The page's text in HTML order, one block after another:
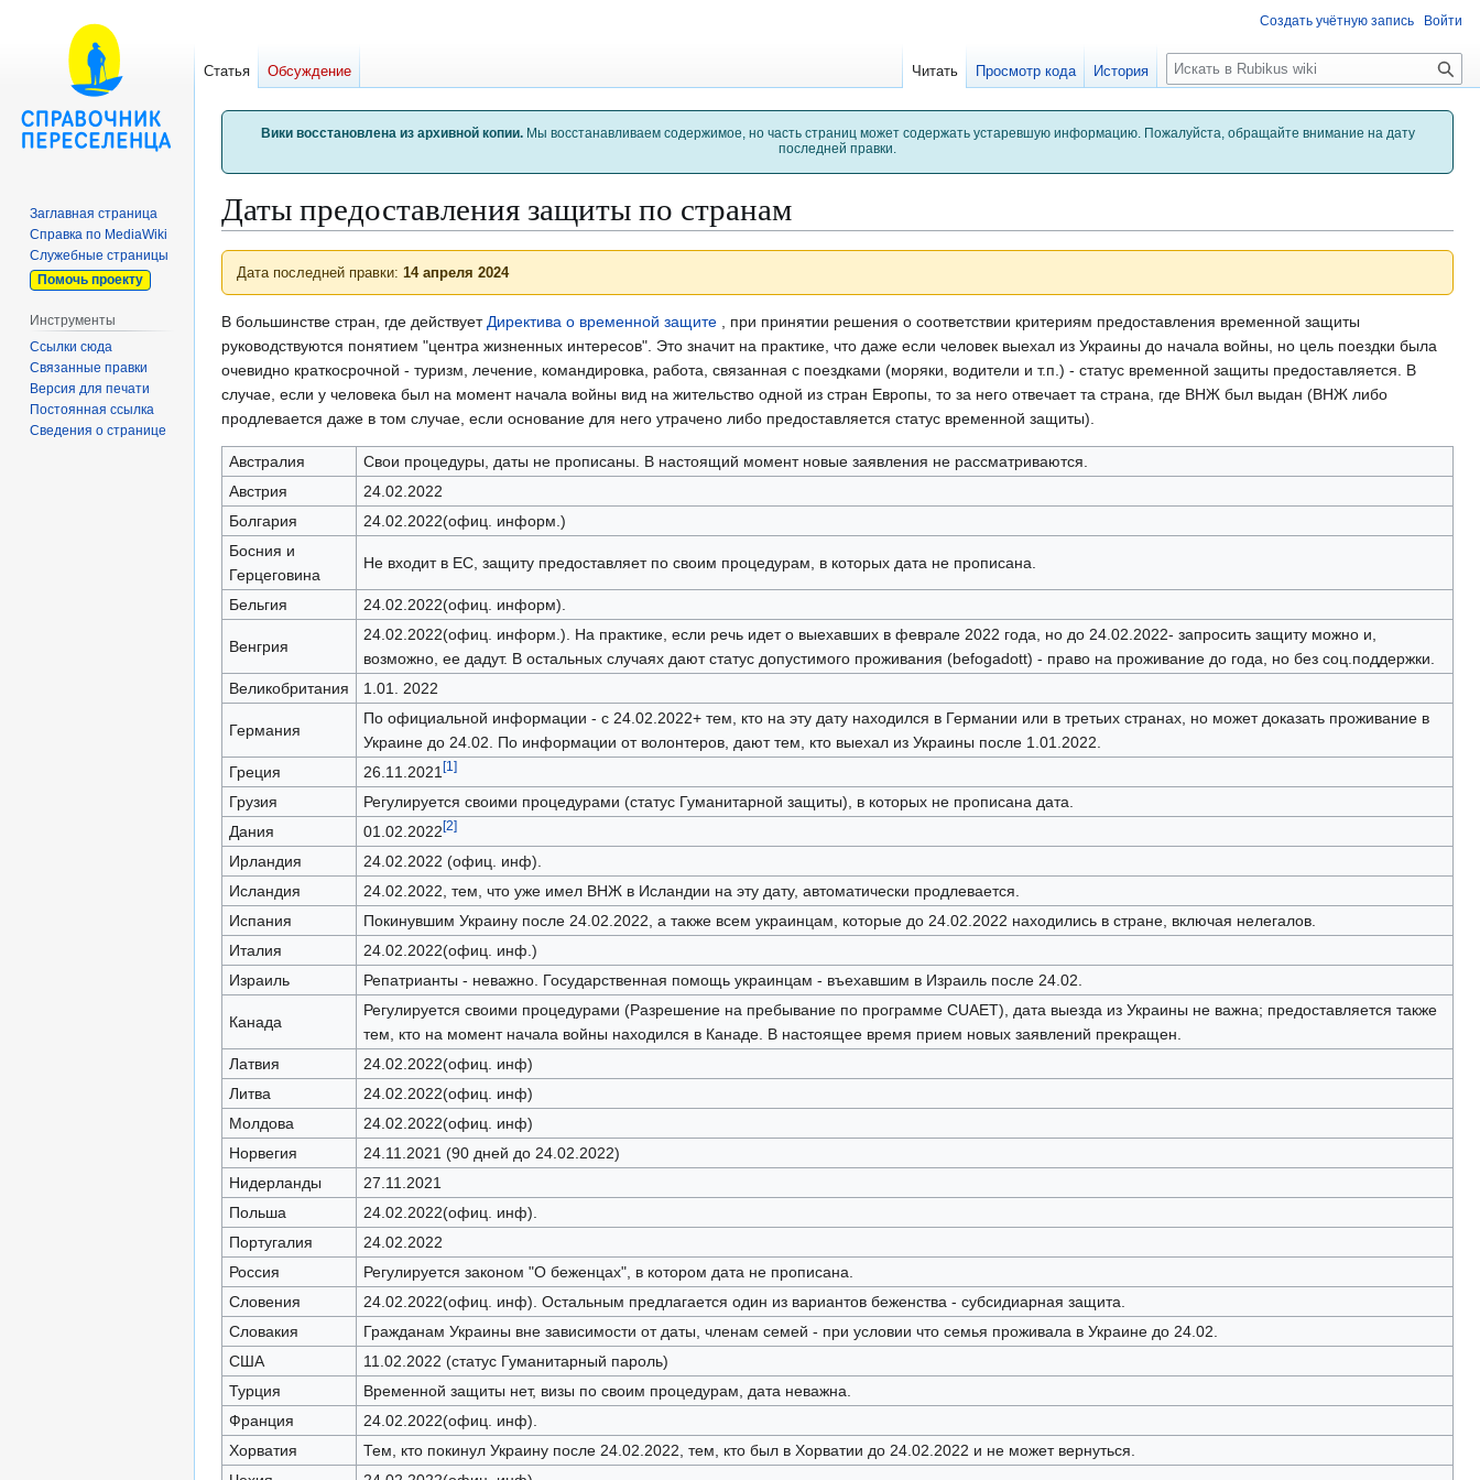
Вики восстановлена из архивной копии.Мы восстанавливаем содержимое, но часть страниц может содержать устаревшую информацию. Пожалуйста, обращайте внимание на дату
последней правки.
Даты предоставления защиты по странам
Перейти
Перейти
Дата последней правки: 14 апреля 2024
В большинстве стран, где действуетДиректива о временной защите , при принятии решения о соответствии критериям предоставления временной защиты
руководствуются понятием "центра жизненных интересов". Это значит на практике, что даже если человек выехал из Украины до начала войны, но цель поездки была
очевидно краткосрочной - туризм, лечение, командировка, работа, связанная с поездками (моряки, водители и т.п.) - статус временной защиты предоставляется. В
случае, если у человека был на момент начала войны вид на жительство одной из стран Европы, то за него отвечает та страна, где ВНЖ был выдан (ВНЖ либо
продлевается даже в том случае, если основание для него утрачено либо предоставляется статус временной защиты).
Австралия
Свои процедуры, даты не прописаны. В настоящий момент новые заявления не рассматриваются.
Австрия
24.02.2022
Болгария
24.02.2022(офиц. информ.)
Босния и
Герцеговина
Не входит в ЕС, защиту предоставляет по своим процедурам, в которых дата не прописана.
Бельгия 24.02.2022(офиц. информ).
Венгрия
24.02.2022(офиц. информ.). На практике, если речь идет о выехавших в феврале 2022 года, но до 24.02.2022- запросить защиту можно и,
возможно, ее дадут. В остальных случаях дают статус допустимого проживания (befogadott) - право на проживание до года, но без соц.поддержки.
Великобритания
1.01. 2022
Германия
По официальной информации - с 24.02.2022+ тем, кто на эту дату находился в Германии или в третьих странах, но может доказать проживание в
Украине до 24.02. По информации от волонтеров, дают тем, кто выехал из Украины после 1.01.2022.
Греция
26.11.2021[1]
Грузия
Регулируется своими процедурами (статус Гуманитарной защиты), в которых не прописана дата.
Дания
01.02.2022[2]
Ирландия
24.02.2022 (офиц. инф).
Исландия
24.02.2022, тем, что уже имел ВНЖ в Исландии на эту дату, автоматически продлевается.
Испания
Покинувшим Украину после 24.02.2022, а также всем украинцам, которые до 24.02.2022 находились в стране, включая нелегалов.
Италия
24.02.2022(офиц. инф.)
Израиль
Репатрианты - неважно. Государственная помощь украинцам - въехавшим в Израиль после 24.02.
Канада
Регулируется своими процедурами (Разрешение на пребывание по программе CUAET), дата выезда из Украины не важна; предоставляется также
тем, кто на момент начала войны находился в Канаде. В настоящее время прием новых заявлений прекращен.
Латвия
24.02.2022(офиц. инф)
Литва
24.02.2022(офиц. инф)
Молдова
24.02.2022(офиц. инф)
Норвегия
24.11.2021 (90 дней до 24.02.2022)
Нидерланды
27.11.2021
Польша
24.02.2022(офиц. инф).
Португалия
24.02.2022
Россия
Регулируется законом "О беженцах", в котором дата не прописана.
Словения
24.02.2022(офиц. инф). Остальным предлагается один из вариантов беженства - субсидиарная защита.
Словакия
Гражданам Украины вне зависимости от даты, членам семей - при условии что семья проживала в Украине до 24.02.
США
11.02.2022 (статус Гуманитарный пароль)
Турция
Временной защиты нет, визы по своим процедурам, дата неважна.
Франция
24.02.2022(офиц. инф).
Хорватия
Тем, кто покинул Украину после 24.02.2022, тем, кто был в Хорватии до 24.02.2022 и не может вернуться.
Создать учётную запись Войти
Статья Обсуждение Читать Просмотр кода История
П
о
и
с
Заглавная страница
Справка по MediaWiki
Служебные страницы
Помочь проекту
Инструменты
Ссылки сюда
Связанные правки
Версия для печати
Постоянная ссылка
Сведения о странице